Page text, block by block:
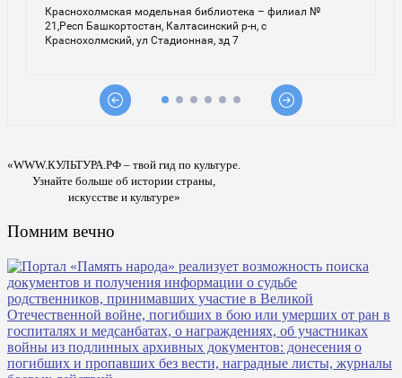
«WWW.КУЛЬТУРА.РФ – твой гид по культуре.
Узнайте больше об истории страны,
искусстве и культуре»
Помним вечно